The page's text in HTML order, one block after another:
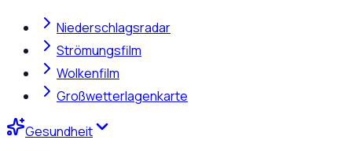
Niederschlagsradar
Strömungsfilm
Wolkenfilm
Großwetterlagenkarte
Gesundheit